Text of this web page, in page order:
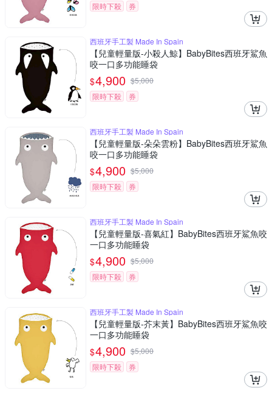
限時下殺
券
西班牙手工製 Made In Spain
【兒童輕量版-小殺人鯨】BabyBites西班牙鯊魚
咬一口多功能睡袋
$4,900 $5,000
限時下殺
券
西班牙手工製 Made In Spain
【兒童輕量版-朵朵雲粉】BabyBites西班牙鯊魚
咬一口多功能睡袋
$4,900 $5,000
限時下殺
券
西班牙手工製 Made In Spain
【兒童輕量版-喜氣紅】BabyBites西班牙鯊魚咬
一口多功能睡袋
$4,900 $5,000
限時下殺
券
西班牙手工製 Made In Spain
【兒童輕量版-芥末黃】BabyBites西班牙鯊魚咬
一口多功能睡袋
$4,900 $5,000
限時下殺
券